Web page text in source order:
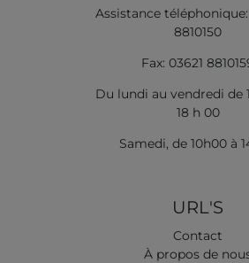
Assistance téléphonique:
8810150
Fax: 03621
Du lundi au vendredi de
18 h 00
Samedi, de 10h00 à
URL'S
Contact
À propos de